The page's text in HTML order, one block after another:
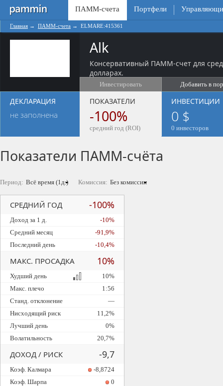
ПАММ-счета Портфели
Главная → ПАММ-счета → ELMARE:415361
Alk
Консервативный ПАММ-счет для
долларах.
Инвестировать Добавить в
ДЕКЛАРАЦИЯ
не заполнена
ПОКАЗАТЕЛИ
-100%
средний год (ROI)
ИНВЕСТИЦИИ
0 $
0 инвесторов
Показатели ПАММ-счёта
Период: Комиссия:
СРЕДНИЙ ГОД -100%
Доход за 1 д.
-10%
Средний месяц
-91,9%
Последний день
-10,4%
МАКС. ПРОСАДКА 10%
Худший день
10%
Макс. плечо
1:56
Станд. отклонение
—
Нисходящий риск
11,2%
Лучший день
0%
Волатильность
20,7%
ДОХОД / РИСК -9,7
Коэф. Калмара
-8,8724
Коэф. Шарпа
0